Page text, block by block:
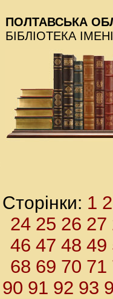
ПОЛТАВСЬКА
БІБЛІОТЕКА
Сторінки: 1 2
24 25 26 27
46 47 48 49
68 69 70 71
90 91 92 93